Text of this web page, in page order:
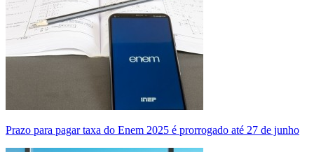
Prazo para pagar taxa do Enem 2025 é prorrogado até 27 de junho